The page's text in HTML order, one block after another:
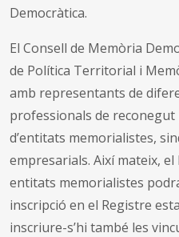
Democràtica.
El Consell de Memòria
de Política Territorial i
amb representants de
professionals de
d’entitats memorialistes,
empresarials. Així mateix,
entitats memorialistes
inscripció en el Registre
inscriure-s’hi també les